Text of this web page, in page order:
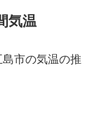
気温
市の気温の推